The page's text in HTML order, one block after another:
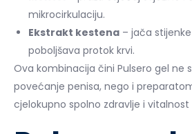
mikrocirkulaciju.
Ekstrakt kestena – jača
poboljšava protok krvi.
Ova kombinacija čini Pulsero gel ne
povećanje penisa, nego i
cjelokupno spolno zdravlje i